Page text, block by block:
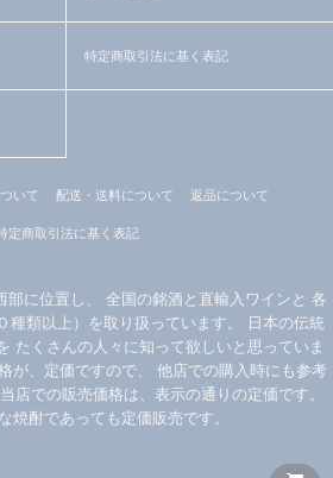
特定商取引法に基く表記
いて 配送・送料について 返品について
定商取引法に基く表記
部に位置し、 全国の銘酒と直輸入ワインと 各
種類以上）を取り扱っています。 日本の伝統
たくさんの人々に知って欲しいと思っていま
が、定価ですので、 他店での購入時にも参考
店での販売価格は、表示の通りの定価です。
焼酎であっても定価販売です。